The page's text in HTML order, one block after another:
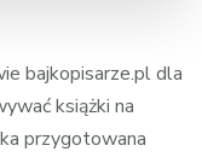
bajkopisarze.pl dla
książki na
przygotowana